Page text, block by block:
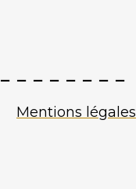
Mentions légales